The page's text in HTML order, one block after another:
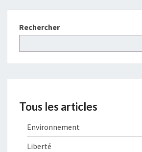
Rechercher
Tous les articles
Environnement
Liberté